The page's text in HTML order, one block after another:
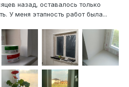
назад, оставалось только
У меня этапность работ была...